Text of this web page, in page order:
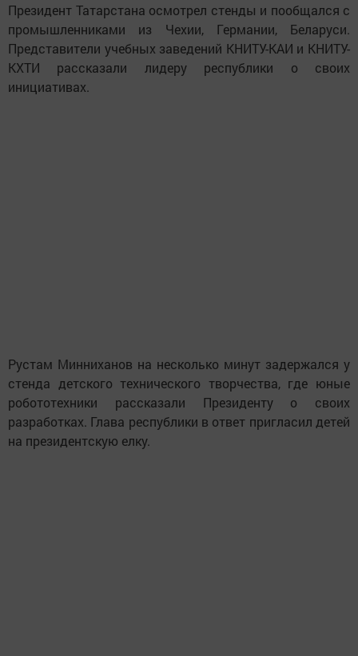
Президент Татарстана осмотрел стенды и пообщался с
промышленниками из Чехии, Германии, Беларуси.
Представители учебных заведений КНИТУ-КАИ и КНИТУ-
КХТИ рассказали лидеру республики о своих
инициативах.
Рустам Минниханов на несколько минут задержался у
стенда детского технического творчества, где юные
робототехники рассказали Президенту о своих
разработках. Глава республики в ответ пригласил детей
на президентскую елку.